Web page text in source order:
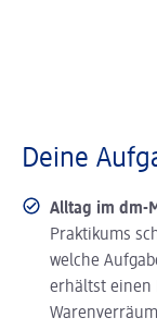
Deine
Alltag im dm-
Praktikums
welche
erhältst einen